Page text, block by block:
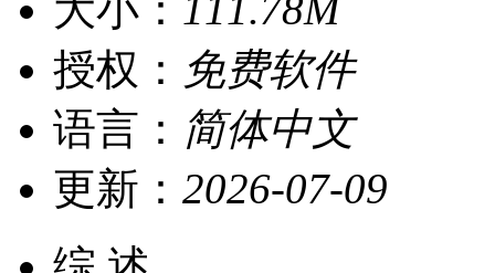
授权： 免费软件
语言： 简体中文
更新： 2026-07-09